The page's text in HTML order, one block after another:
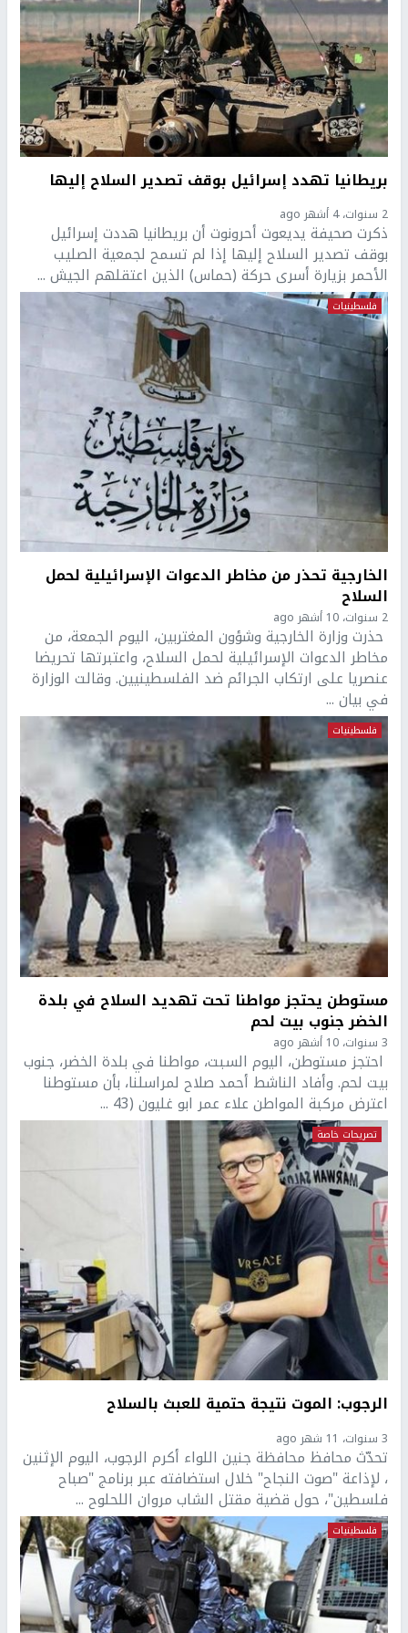
بريطانيا تهدد إسرائيل بوقف تصدير السلاح إليها
2 سنوات، 4 أشهر ago
ذكرت صحيفة يديعوت أحرونوت أن بريطانيا هددت إسرائيل
بوقف تصدير السلاح إليها إذا لم تسمح لجمعية الصليب
الأحمر بزيارة أسرى حركة (حماس) الذين اعتقلهم الجيش ...
فلسطينيات
الخارجية تحذر من مخاطر الدعوات الإسرائيلية لحمل
السلاح
2 سنوات، 10 أشهر ago
حذرت وزارة الخارجية وشؤون المغتربين، اليوم الجمعة، من
مخاطر الدعوات الإسرائيلية لحمل السلاح، واعتبرتها تحريضا
عنصريا على ارتكاب الجرائم ضد الفلسطينيين. وقالت الوزارة
في بيان ...
فلسطينيات
مستوطن يحتجز مواطنا تحت تهديد السلاح في بلدة
الخضر جنوب بيت لحم
3 سنوات، 10 أشهر ago
احتجز مستوطن، اليوم السبت، مواطنا في بلدة الخضر، جنوب
بيت لحم. وأفاد الناشط أحمد صلاح لمراسلنا، بأن مستوطنا
اعترض مركبة المواطن علاء عمر ابو غليون (43 ...
تصريحات خاصة
الرجوب: الموت نتيجة حتمية للعبث بالسلاح
3 سنوات، 11 شهر ago
تحدّث محافظ محافظة جنين اللواء أكرم الرجوب، اليوم الإثنين
، لإذاعة "صوت النجاح" خلال استضافته عبر برنامج "صباح
فلسطين"، حول قضية مقتل الشاب مروان اللحلوح ...
فلسطينيات